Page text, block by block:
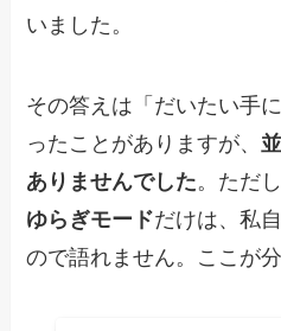
いました。
その答えは「だいたい手
ったことがありますが、
ありませんでした。ただ
ゆらぎモードだけは、私
ので語れません。ここが